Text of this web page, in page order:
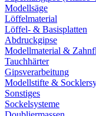
Modellsäge
Löffelmaterial
Löffel- & Basisplatten
Abdruckgipse
Modellmaterial &
Tauchhärter
Gipsverarbeitung
Modellstifte &
Sonstiges
Sockelsysteme